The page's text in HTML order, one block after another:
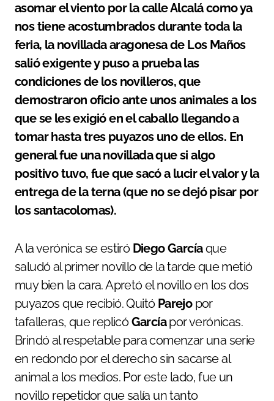
asomar el viento por la calle Alcalá como ya
nos tiene acostumbrados durante toda la
feria, la novillada aragonesa de Los Maños
salió exigente y puso a prueba las
condiciones de los novilleros, que
demostraron oficio ante unos animales a los
que se les exigió en el caballo llegando a
tomar hasta tres puyazos uno de ellos. En
general fue una novillada que si algo
positivo tuvo, fue que sacó a lucir el valor y la
entrega de la terna (que no se dejó pisar por
los santacolomas).
A la verónica se estiró Diego Garcíaque
saludó al primer novillo de la tarde que metió
muy bien la cara. Apretó el novillo en los dos
puyazos que recibió. Quitó Parejo por
tafalleras, que replicóGarcíapor verónicas.
Brindó al respetable para comenzar una serie
en redondo por el derecho sin sacarse al
animal a los medios. Por este lado, fue un
novillo repetidor que salía un tanto